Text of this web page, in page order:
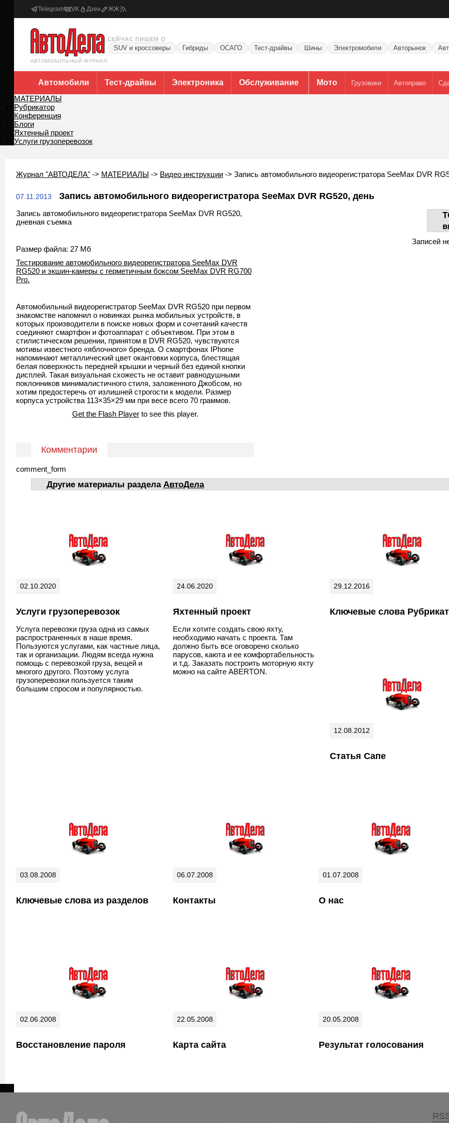
Telegram VK Дзен ЖЖ
АВТОМОБИЛЬНЫЙ ЖУРНАЛ
СЕЙЧАС ПИШЕМ О
SUV и кроссоверы Гибриды ОСАГО Тест-драйвы Шины Электромобили Авторынок
Автомобили Тест-драйвы Электроника Обслуживание Мото Грузовики Автоправо
МАТЕРИАЛЫ
Рубрикатор
Конференция
Блоги
Яхтенный проект
Услуги грузоперевозок
Журнал "АВТОДЕЛА" -> МАТЕРИАЛЫ -> Видео инструкции -> Запись автомобильного видеорегистратора SeeMax DVR
07.11.2013 Запись автомобильного видеорегистратора SeeMax DVR RG520, день
Запись автомобильного видеорегистратора SeeMax DVR RG520,
дневная съемка
Размер файла: 27 Мб
Тестирование автомобильного видеорегистратора SeeMax DVR
RG520 и экшин-камеры с герметичным боксом SeeMax DVR RG700
Pro.
Автомобильный видеорегистратор SeeMax DVR RG520 при первом
знакомстве напомнил о новинках рынка мобильных устройств, в
которых производители в поиске новых форм и сочетаний качеств
соединяют смартфон и фотоаппарат с объективом. При этом в
стилистическом решении, принятом в DVR RG520, чувствуются
мотивы известного «яблочного» бренда. О смартфонах IPhone
напоминают металлический цвет окантовки корпуса, блестящая
белая поверхность передней крышки и черный без единой кнопки
дисплей. Такая визуальная схожесть не оставит равнодушными
поклонников минималистичного стиля, заложенного Джобсом, но
хотим предостеречь от излишней строгости к модели. Размер
корпуса устройства 113×35×29 мм при весе всего 70 граммов.
Get the Flash Playerto see this player.
Комментарии
comment_form
Записей
Другие материалы раздела АвтоДела
02.10.2020
Услуги грузоперевозок
Услуга перевозки груза одна из самых
распространенных в наше время.
Пользуются услугами, как частные лица,
так и организации. Людям всегда нужна
помощь с перевозкой груза, вещей и
многого другого. Поэтому услуга
грузоперевозки пользуется таким
большим спросом и популярностью.
24.06.2020
Яхтенный проект
Если хотите создать свою яхту,
необходимо начать с проекта. Там
должно быть все оговорено сколько
парусов, каюта и ее комфортабельность
и т.д. Заказать построить моторную яхту
можно на сайте ABERTON.
29.12.2016
Ключевые слова
12.08.2012
Статья Сапе
03.08.2008
Ключевые слова из разделов
06.07.2008
Контакты
01.07.2008
О нас
02.06.2008
Восстановление пароля
22.05.2008
Карта сайта
20.05.2008
Результат голосования